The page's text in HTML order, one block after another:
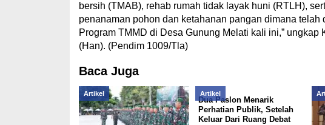
bersih (TMAB), rehab rumah tidak layak huni (RTLH),
penanaman pohon dan ketahanan pangan dimana
Program TMMD di Desa Gunung Melati kali ini,”
(Han). (Pendim 1009/Tla)
Baca Juga
Artikel Artikel
Dua Paslon Menarik
Perhatian Publik, Setelah
Keluar Dari Ruang Debat